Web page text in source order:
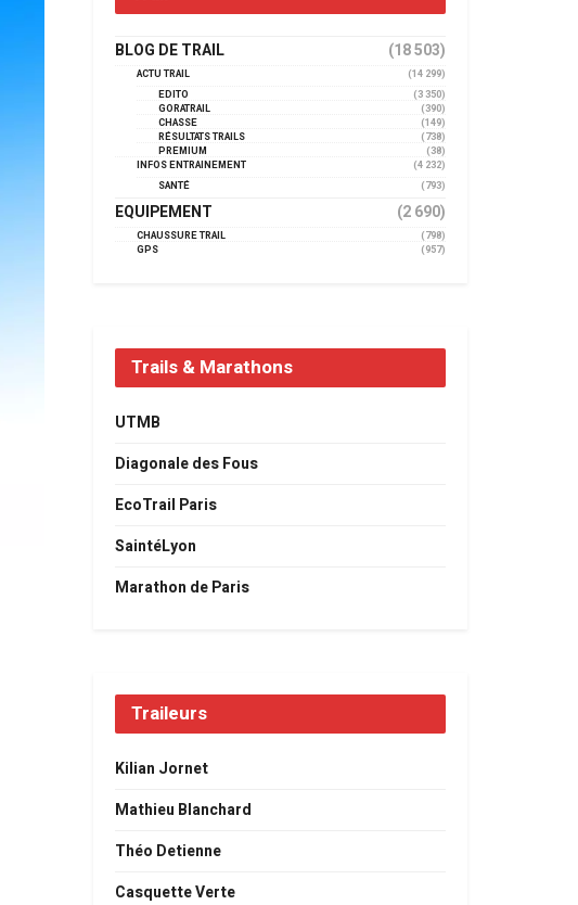
BLOG DE TRAIL (18 503)
ACTU TRAIL
(14 299)
EDITO
(3 350)
GORATRAIL
(390)
CHASSE
(149)
RÉSULTATS TRAILS
(738)
PREMIUM
(38)
INFOS ENTRAINEMENT
(4 232)
SANTÉ
(793)
EQUIPEMENT (2 690)
CHAUSSURE TRAIL
(798)
GPS
(957)
Trails & Marathons
UTMB
Diagonale des Fous
EcoTrail Paris
SaintéLyon
Marathon de Paris
Traileurs
Kilian Jornet
Mathieu Blanchard
Théo Detienne
Casquette Verte